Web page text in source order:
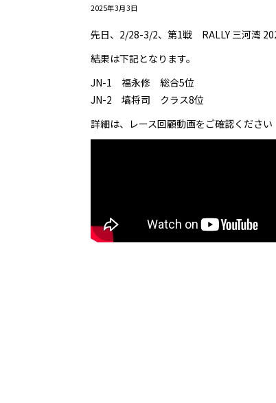
2025年3月3日
先日、2/28-3/2、第1戦 RALLY 三河湾
結果は下記となります。
JN-1 福永修 総合5位
JN-2 塙将司 クラス8位
詳細は、レース回顧動画をご確認ください